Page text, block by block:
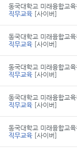
동국대학교 미래융합교
직무교육 [사이버]
동국대학교 미래융합교
직무교육 [사이버]
동국대학교 미래융합교
직무교육 [사이버]
동국대학교 미래융합교
직무교육 [사이버]
동국대학교 미래융합교
직무교육 [사이버]